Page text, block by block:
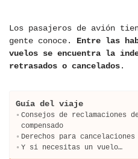
Los pasajeros de avión
gente conoce.
Entre las
vuelos se encuentra la
retrasados ​​o cancelados.
Guía del viaje
Consejos de reclamaciones
compensado
Derechos para
Y si necesitas un vuelo…